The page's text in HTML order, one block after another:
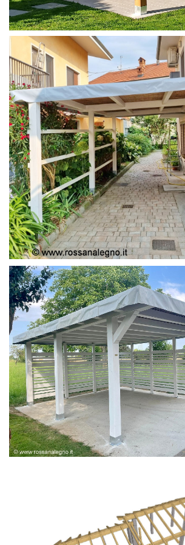
PERGOLA 4X4
PERGOLA COPERTURA MOBILE
PERGOLA BIANCA SPAZZOLATA